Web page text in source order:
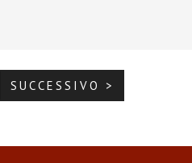
SUCCESSIVO >